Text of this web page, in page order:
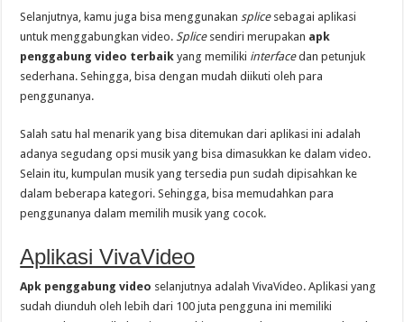
Selanjutnya, kamu juga bisa menggunakan splice sebagai aplikasi
untuk menggabungkan video. Splice sendiri merupakan apk
penggabung video terbaikyang memiliki interfacedan petunjuk
sederhana. Sehingga, bisa dengan mudah diikuti oleh para
penggunanya.
Salah satu hal menarik yang bisa ditemukan dari aplikasi ini adalah
adanya segudang opsi musik yang bisa dimasukkan ke dalam video.
Selain itu, kumpulan musik yang tersedia pun sudah dipisahkan ke
dalam beberapa kategori. Sehingga, bisa memudahkan para
penggunanya dalam memilih musik yang cocok.
Aplikasi VivaVideo
Apk penggabung video selanjutnya adalah VivaVideo. Aplikasi yang
sudah diunduh oleh lebih dari 100 juta pengguna ini memiliki